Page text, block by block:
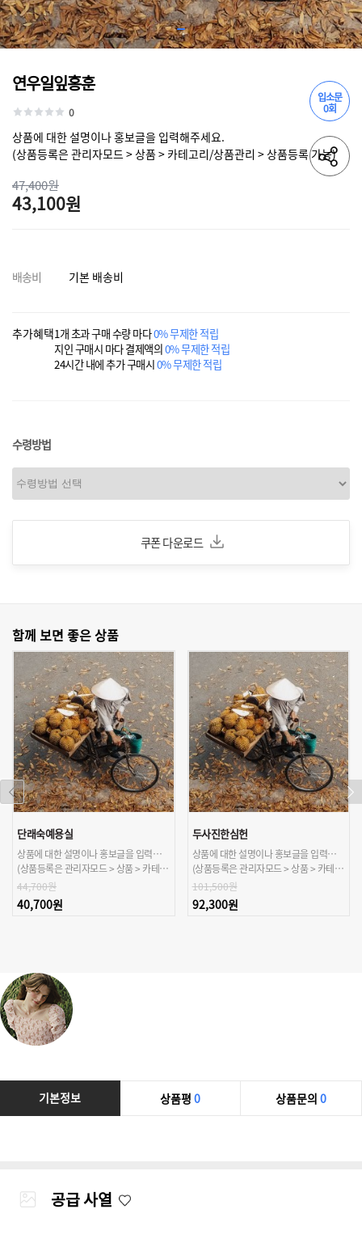
입소문
0회
연우일잎홍훈
0
상품에 대한 설명이나 홍보글을 입력해주세요.
(상품등록은 관리자모드 > 상품 > 카테고리/상품관리 > 상품등록 가능)
47,400원
43,100원
배송비 기본 배송비
추가혜택1개 초과 구매 수량 마다0% 무제한 적립
지인 구매시 마다 결제액의0% 무제한 적립
24시간 내에 추가 구매시0% 무제한 적립
수령방법
쿠폰 다운로드
함께 보면 좋은 상품
단래숙예용실
상품에 대한 설명이나 홍보글을 입력해주세요.
(상품등록은 관리자모드 > 상품 > 카테고리/상품관리 > 상품등록 가능)
44,700원
40,700원
두사진한심헌
상품에 대한 설명이나 홍보글을 입력해주세요.
(상품등록은 관리자모드 > 상품 > 카테고리/상품관리 > 상품등록 가능)
101,500원
92,300원
기본정보 상품평 0 상품문의 0
공급 사열